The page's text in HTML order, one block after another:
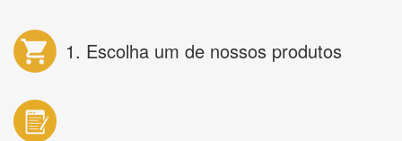
1. Escolha um de nossos produtos